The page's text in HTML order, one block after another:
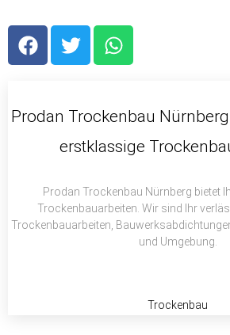
F
a
b
T
w
t
r
W
h
s
p
Prodan Trockenbau
erstklassige
Prodan Trockenbau Nürnberg bietet
Trockenbauarbeiten. Wir sind Ihr
Trockenbauarbeiten,
und Umgebung.
Trockenbau